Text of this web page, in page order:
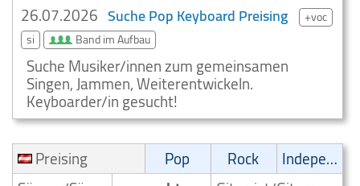
26.07.2026 Suche Pop Keyboard Preising
+voc
si
Band im Aufbau
Suche Musiker/innen zum gemeinsamen
Singen, Jammen, Weiterentwickeln.
Keyboarder/in gesucht!
Preising
Pop Rock
Independent